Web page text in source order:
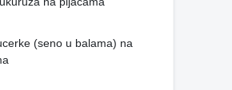
(seno u balama) na